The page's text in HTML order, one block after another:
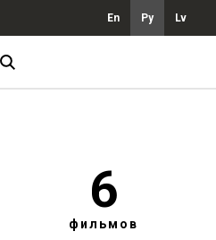
En Ру Lv
6
фильмов